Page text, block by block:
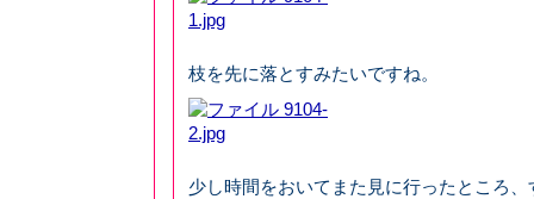
枝を先に落とすみたいですね。
少し時間をおいてまた見に行ったところ